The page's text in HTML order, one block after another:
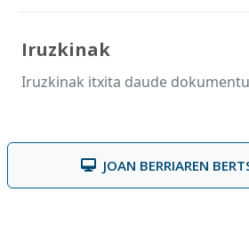
Iruzkinak
Iruzkinak itxita daude
JOAN BERRIAREN